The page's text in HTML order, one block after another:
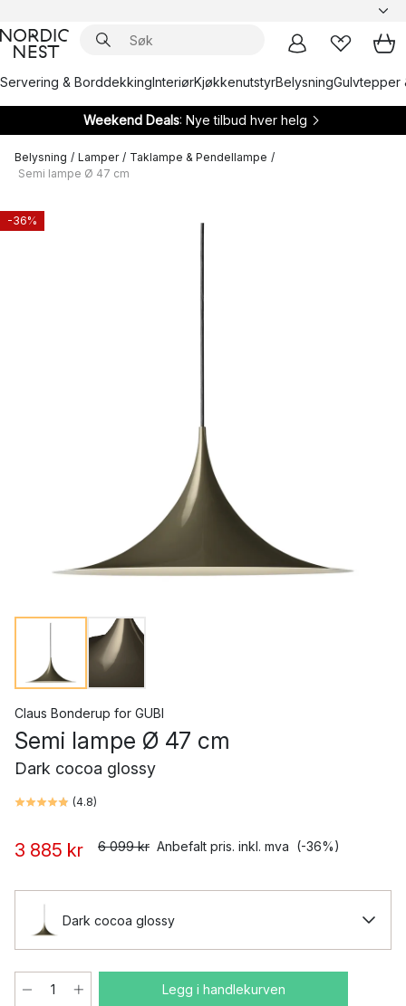
Servering & BorddekkingInteriørKjøkkenutstyrBelysningGulvtepper
Weekend Deals: Nye tilbud hver helg
Belysning / Lamper / Taklampe & Pendellampe /
Semi lampe Ø 47 cm
-36%
Claus Bonderup for GUBI
Semi lampe Ø 47 cm
Dark cocoa glossy
(4.8)
3 885 kr 6 099 kr Anbefalt pris. inkl. mva (-36%)
Dark cocoa glossy
Legg i handlekurven